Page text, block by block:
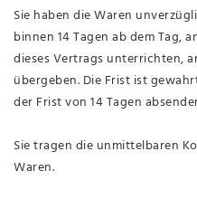
Sie haben die Waren
binnen 14 Tagen ab dem Tag,
dieses Vertrags unterrichten,
übergeben. Die Frist ist
der Frist von 14 Tagen
Sie tragen die unmittelbaren
Waren.